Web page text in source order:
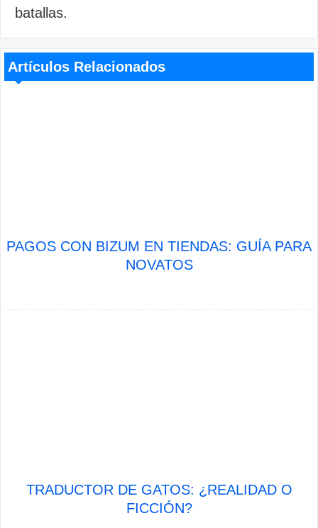
batallas.
Artículos Relacionados
PAGOS CON BIZUM EN TIENDAS: GUÍA PARA
NOVATOS
TRADUCTOR DE GATOS: ¿REALIDAD O
FICCIÓN?